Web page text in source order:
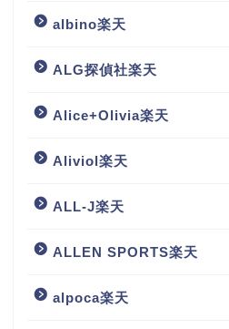
albino楽天
ALG探偵社楽天
Alice+Olivia楽天
Aliviol楽天
ALL-J楽天
ALLEN SPORTS楽天
alpoca楽天